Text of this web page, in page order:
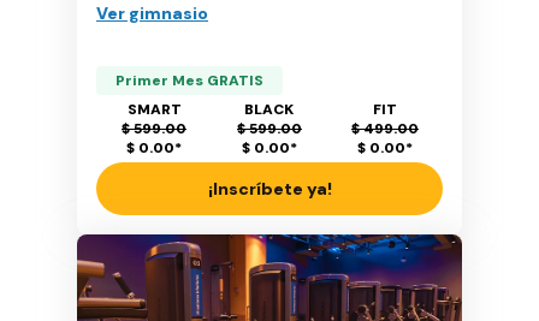
Ver gimnasio
Primer Mes GRATIS
SMART
$ 599.00
$ 0.00*
BLACK
$ 599.00
$ 0.00*
FIT
$ 499.00
$ 0.00*
¡Inscríbete ya!